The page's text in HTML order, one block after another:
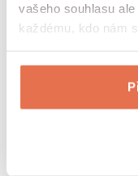
vašeho souhlasu
každému, kdo nám
Do jakých
Možná vás
slané zobání na